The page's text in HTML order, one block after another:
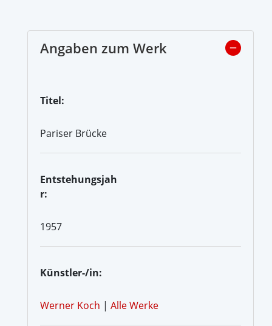
Angaben zum Werk
Titel:
Pariser Brücke
Entstehungsjah
r:
1957
Künstler-/in:
Werner Koch | Alle Werke